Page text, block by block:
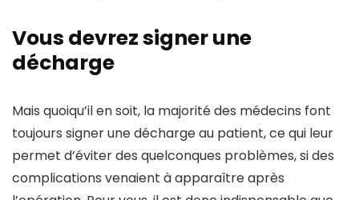
Vous devrez signer une
décharge
Mais quoiqu’il en soit, la majorité des médecins font
toujours signer une décharge au patient, ce qui leur
permet d’éviter des quelconques problèmes, si des
complications venaient à apparaître après